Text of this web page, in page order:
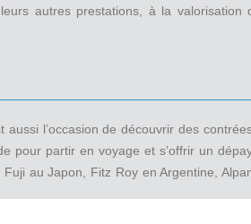
autres prestations, à la
l’occasion de découvrir des
partir en voyage et s’offrir un
au Japon, Fitz Roy en Argentine,